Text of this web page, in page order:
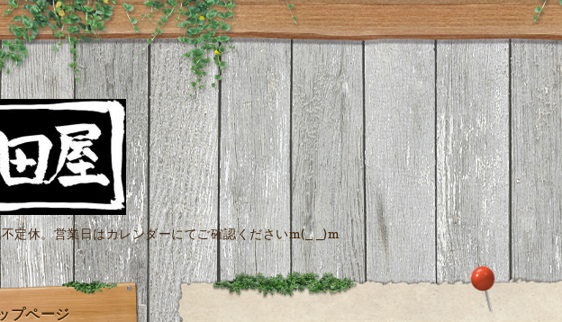
定休。営業日はカレンダーにてご確認くださいm(_ _)m
プページ